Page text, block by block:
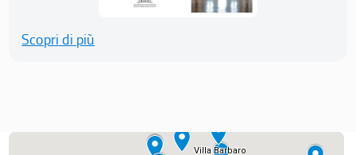
Scopri di più